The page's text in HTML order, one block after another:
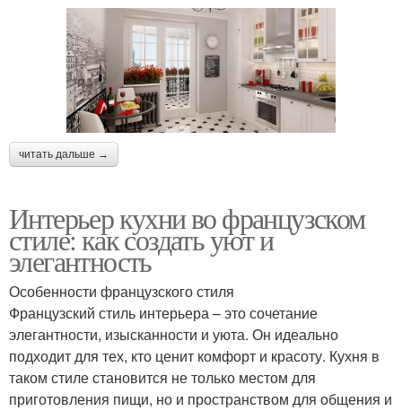
читать дальше →
Интерьер кухни во французском
стиле: как создать уют и
элегантность
Особенности французского стиля
Французский стиль интерьера – это сочетание
элегантности, изысканности и уюта. Он идеально
подходит для тех, кто ценит комфорт и красоту. Кухня в
таком стиле становится не только местом для
приготовления пищи, но и пространством для общения и